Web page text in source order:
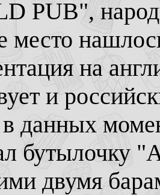
PUB",
место
на
и
данных
бутылочку
двумя